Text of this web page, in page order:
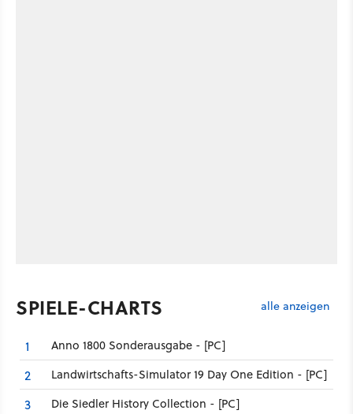
SPIELE-CHARTS alle anzeigen
1 Anno 1800 Sonderausgabe - [PC]
2 Landwirtschafts-Simulator 19 Day One Edition - [PC]
3 Die Siedler History Collection - [PC]